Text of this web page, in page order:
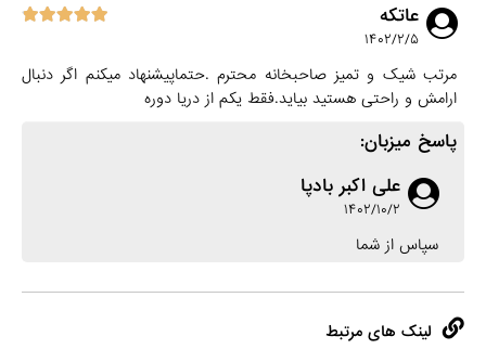
عاتکه
۱۴۰۲/۲/۵
مرتب شیک و تمیز صاحبخانه محترم .حتماپیشنهاد میکنم اگر دنبال
ارامش و راحتی هستید بیاید.فقط یکم از دریا دوره
پاسخ میزبان:
علی اکبر بادپا
۱۴۰۲/۱۰/۲
سپاس از شما
لینک های مرتبط